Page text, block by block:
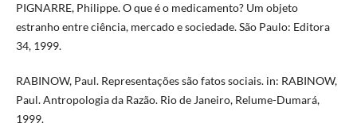
PIGNARRE, Philippe. O que é o medicamento? Um objeto
estranho entre ciência, mercado e sociedade. São Paulo: Editora
34, 1999.
RABINOW, Paul. Representações são fatos sociais. in: RABINOW,
Paul. Antropologia da Razão. Rio de Janeiro, Relume-Dumará,
1999.